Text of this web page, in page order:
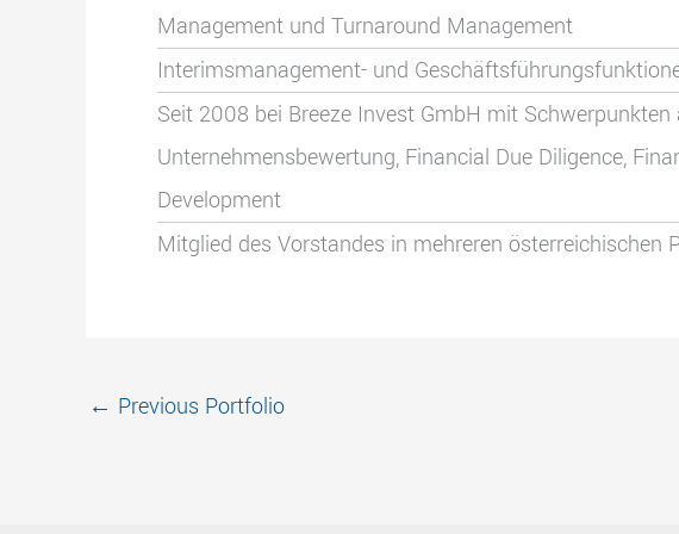
Management und Turnaround Management
Interimsmanagement- und
Seit 2008 bei Breeze Invest GmbH mit
Unternehmensbewertung, Financial Due Diligence,
Development
Mitglied des Vorstandes in mehreren österreichischen
← Previous Portfolio